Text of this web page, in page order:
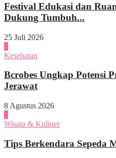
Festival Edukasi dan
Dukung Tumbuh...
25 Juli 2026
Kesehatan
Bcrobes Ungkap Potensi
Jerawat
8 Agustus 2026
Wisata & Kuliner
Tips Berkendara Sepeda